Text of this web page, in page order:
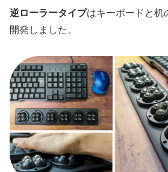
逆ローラータイプはキーボードと机
開発しました。